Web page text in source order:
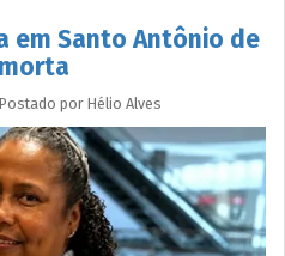
em Santo Antônio de
Postado por Hélio Alves